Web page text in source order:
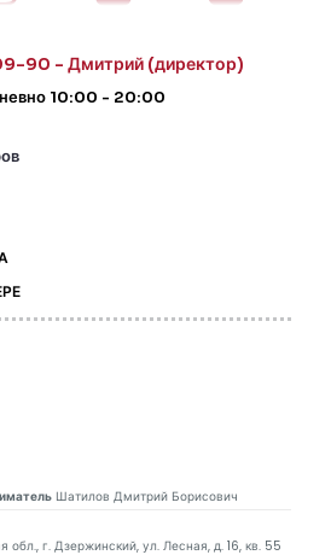
90 - Дмитрий (директор)
10:00 - 20:00
Шатилов Дмитрий Борисович
обл., г. Дзержинский, ул. Лесная, д. 16, кв. 55